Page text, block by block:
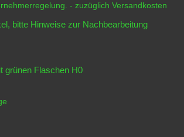
- zuzüglich Versandkosten
bitte Hinweise zur Nachbearbeitung
grünen Flaschen H0